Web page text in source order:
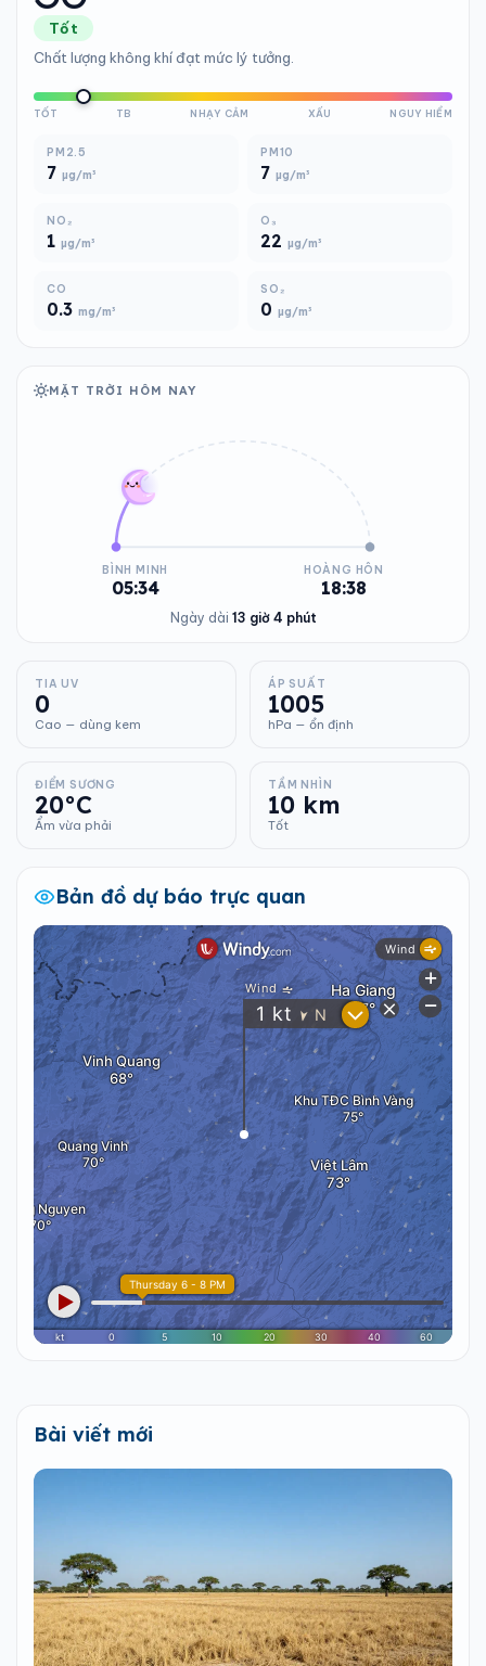
Tốt
Chất lượng không khí đạt mức lý tưởng.
TỐT TB NHẠY CẢM XẤU NGUY HIỂM
PM2.5
7 µg/m³
PM10
7 µg/m³
NO₂
1 µg/m³
O₃
22 µg/m³
CO
0.3 mg/m³
SO₂
0 µg/m³
MẶT TRỜI HÔM NAY
BÌNH MINH
05:34
HOÀNG HÔN
18:38
Ngày dài 13 giờ 4 phút
TIA UV
0
Cao — dùng kem
ÁP SUẤT
1005
hPa — ổn định
ĐIỂM SƯƠNG
20°C
Ẩm vừa phải
TẦM NHÌN
10 km
Tốt
Bản đồ dự báo trực quan
Bài viết mới